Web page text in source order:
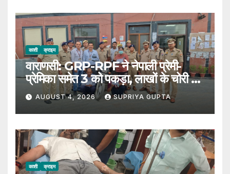
काशी क्राइम
वाराणसी: GRP-RPF ने नेपाली प्रेमी-
प्रेमिका समेत 3 को पकड़ा, लाखों के चोरी का
सामान बरामद
AUGUST 4, 2026 SUPRIYA GUPTA
काशी क्राइम